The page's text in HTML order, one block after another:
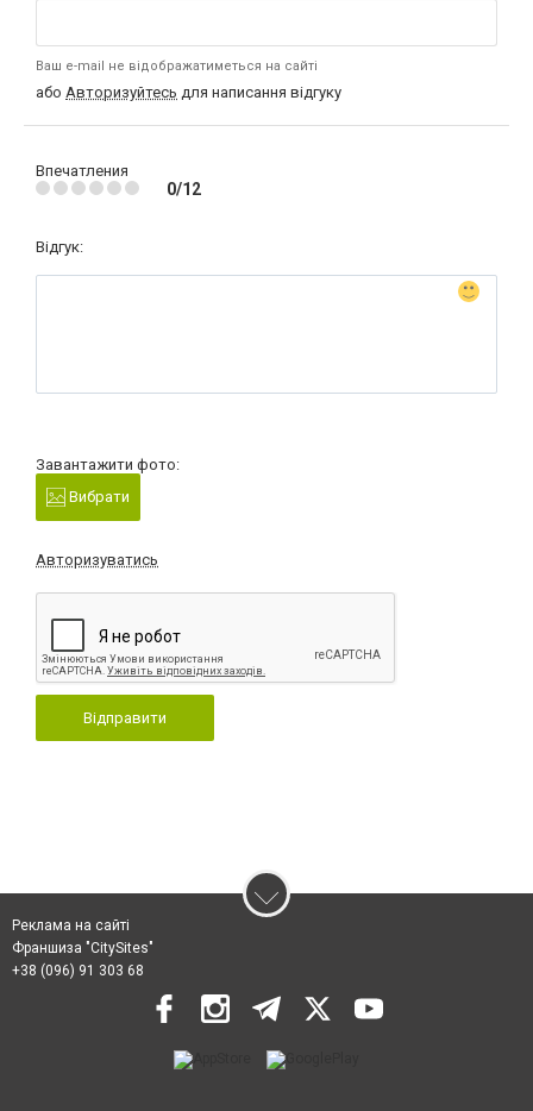
Ваш e-mail не відображатиметься на сайті
або Авторизуйтесь для написання відгуку
Впечатления
0/12
Відгук:
Завантажити фото:
Вибрати
Авторизуватись
Відправити
Реклама на сайті
Франшиза "CitySites"
+38 (096) 91 303 68